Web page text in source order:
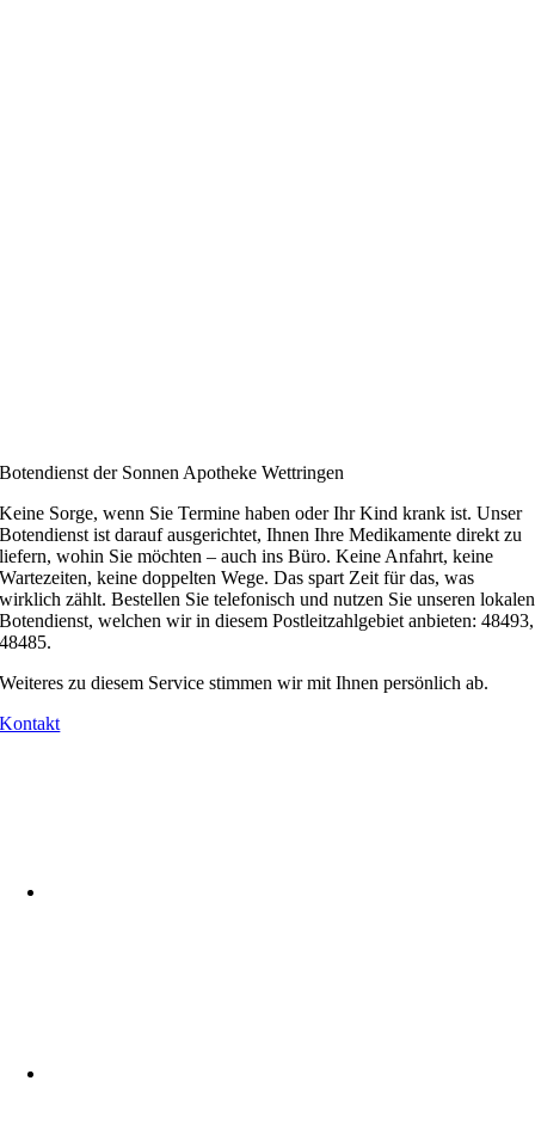
Botendienst der Sonnen Apotheke Wettringen
Keine Sorge, wenn Sie Termine haben oder Ihr Kind krank ist. Unser
Botendienst ist darauf ausgerichtet, Ihnen Ihre Medikamente direkt zu
liefern, wohin Sie möchten – auch ins Büro. Keine Anfahrt, keine
Wartezeiten, keine doppelten Wege. Das spart Zeit für das, was
wirklich zählt. Bestellen Sie telefonisch und nutzen Sie unseren lokalen
Botendienst, welchen wir in diesem Postleitzahlgebiet anbieten: 48493,
48485.
Weiteres zu diesem Service stimmen wir mit Ihnen persönlich ab.
Kontakt